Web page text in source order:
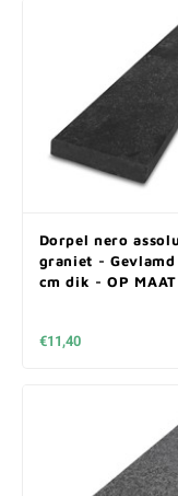
Dorpel nero
graniet -
cm dik - OP MAAT
€11,40